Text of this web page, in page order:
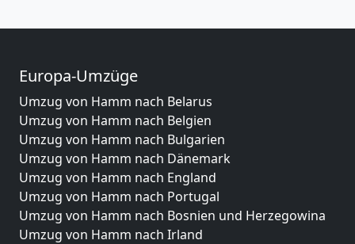
Europa-Umzüge
Umzug von Hamm nach Belarus
Umzug von Hamm nach Belgien
Umzug von Hamm nach Bulgarien
Umzug von Hamm nach Dänemark
Umzug von Hamm nach England
Umzug von Hamm nach Portugal
Umzug von Hamm nach Bosnien und Herzegowina
Umzug von Hamm nach Irland